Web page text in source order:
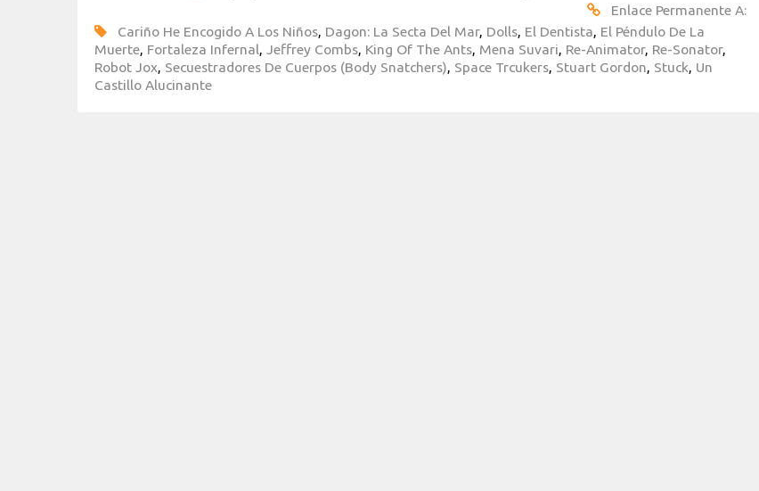
Enlace Permanente A:
Cariño He Encogido A Los Niños, Dagon: La Secta Del Mar, Dolls, El Dentista, El Péndulo De La
Muerte, Fortaleza Infernal, Jeffrey Combs, King Of The Ants, Mena Suvari, Re-Animator, Re-Sonator,
Robot Jox, Secuestradores De Cuerpos (Body Snatchers), Space Trcukers, Stuart Gordon, Stuck, Un
Castillo Alucinante